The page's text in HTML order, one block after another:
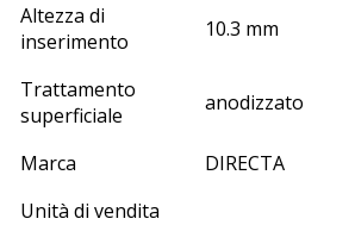
Altezza di
inserimento
10.3 mm
Trattamento
superficiale
anodizzato
Marca
DIRECTA
Unità di vendita